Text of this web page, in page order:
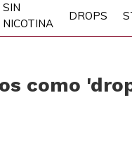
SIN
NICOTINA
DROPS
como